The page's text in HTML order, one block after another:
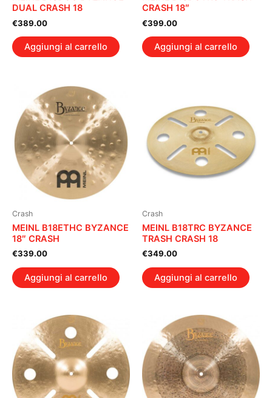
DUAL CRASH 18
€389.00
Aggiungi al carrello
CRASH 18″
€399.00
Aggiungi al carrello
Crash
MEINL B18ETHC BYZANCE
18″ CRASH
€339.00
Aggiungi al carrello
Crash
MEINL B18TRC BYZANCE
TRASH CRASH 18
€349.00
Aggiungi al carrello